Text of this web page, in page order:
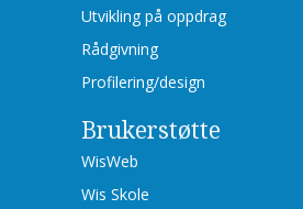
Utvikling på oppdrag
Rådgivning
Profilering/design
Brukerstøtte
WisWeb
Wis Skole